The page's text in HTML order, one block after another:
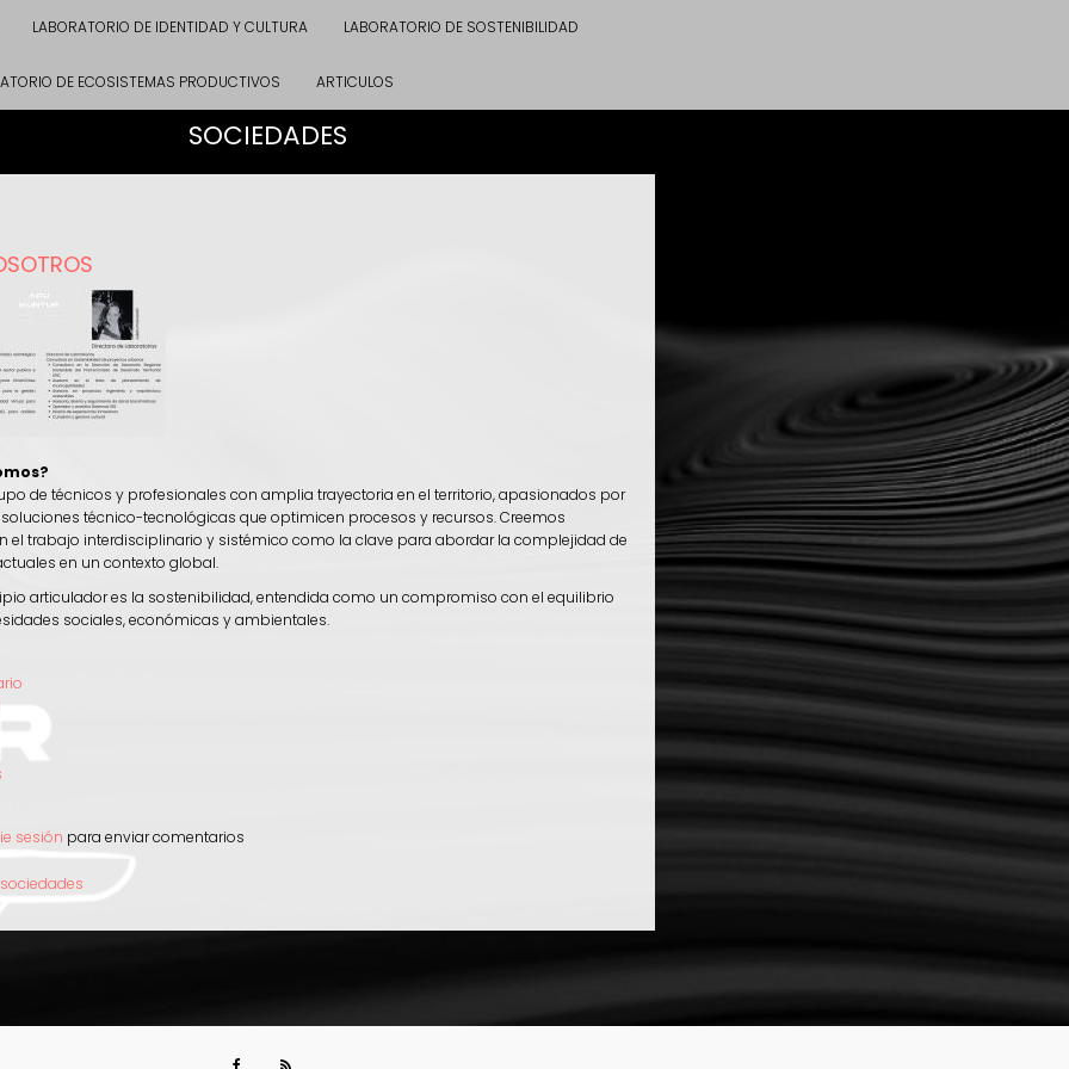
LABORATORIO DE IDENTIDAD Y CULTURA LABORATORIO DE SOSTENIBILIDAD
DE ECOSISTEMAS PRODUCTIVOS ARTICULOS
SOCIEDADES
de técnicos y profesionales con amplia trayectoria en el territorio, apasionados por
técnico-tecnológicas que optimicen procesos y recursos. Creemos
el trabajo interdisciplinario y sistémico como la clave para abordar la complejidad de
en un contexto global.
articulador es la sostenibilidad, entendida como un compromiso con el equilibrio
sociales, económicas y ambientales.
sesión para enviar comentarios